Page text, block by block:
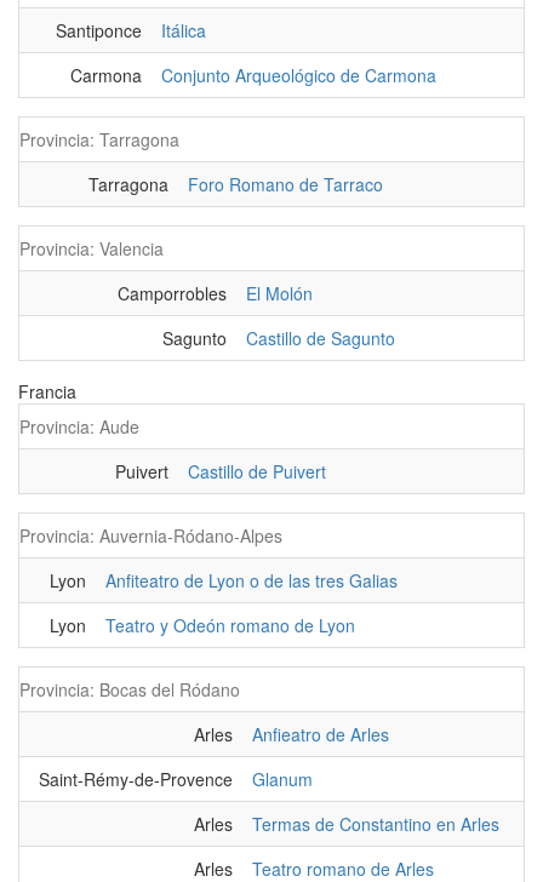
Santiponce
Itálica
Carmona
Conjunto Arqueológico de Carmona
Provincia: Tarragona
Tarragona
Foro Romano de Tarraco
Provincia: Valencia
Camporrobles
El Molón
Sagunto
Castillo de Sagunto
Francia
Provincia: Aude
Puivert
Castillo de Puivert
Provincia: Auvernia-Ródano-Alpes
Lyon
Anfiteatro de Lyon o de las tres Galias
Lyon
Teatro y Odeón romano de Lyon
Provincia: Bocas del Ródano
Arles
Anfieatro de Arles
Saint-Rémy-de-Provence
Glanum
Arles
Termas de Constantino en Arles
Arles
Teatro romano de Arles